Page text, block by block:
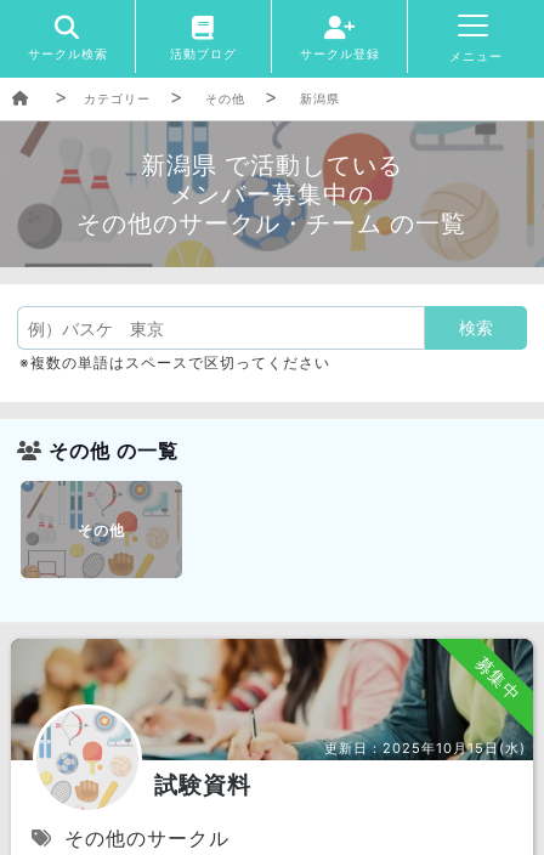
サークル検索 活動ブログ サークル登録 メニュー
カテゴリー その他 新潟県
新潟県 で活動している
メンバー募集中の
その他のサークル・チーム の一覧
※複数の単語はスペースで区切ってください
その他 の一覧
その他
募集中
更新日：2025年10月15日(水)
試験資料
その他のサークル